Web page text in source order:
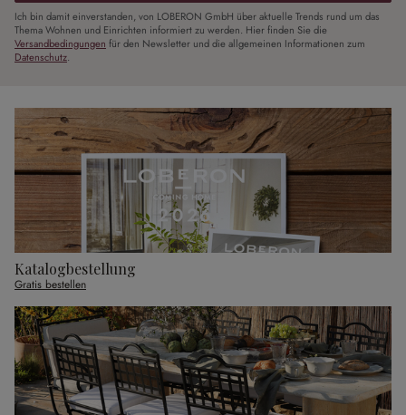
Ich bin damit einverstanden, von LOBERON GmbH über aktuelle Trends rund um das
Thema Wohnen und Einrichten informiert zu werden. Hier finden Sie die
Versandbedingungen für den Newsletter und die allgemeinen Informationen zum
Datenschutz.
Katalogbestellung
Gratis bestellen